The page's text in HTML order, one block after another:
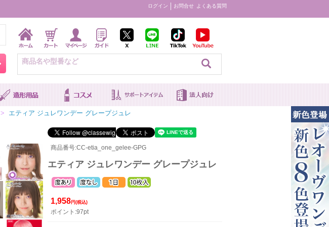
ログイン お問合せ よくある質問
キャラ別おすすめ商品を見る
> エティア ジュレワンデー グレープジュレ
商品番号:CC-etia_one_gelee-GPG
エティア ジュレワンデー グレープジュレ
1,958 円(税込)
ポイント:97pt